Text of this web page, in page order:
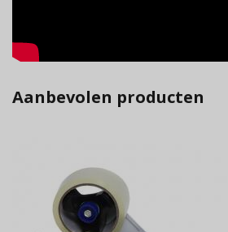
Aanbevolen producten